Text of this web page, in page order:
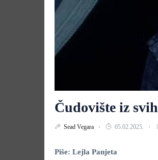
Čudovište iz
Sead Vegara 05.02.2025.
Piše: Lejla Panjeta